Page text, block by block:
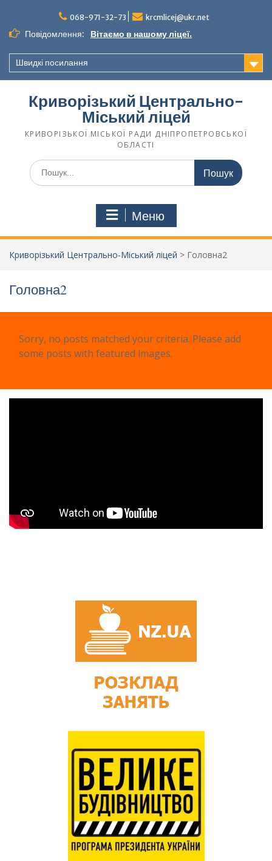
068-971-32-73 krcmlicej@ukr.net
Повідомлення: Вітаємо в нашому ліцеї.
Швидкі посилання
Криворізький Центрально-
Міський ліцей
КРИВОРІЗЬКОЇ МІСЬКОЇ РАДИ ДНІПРОПЕТРОВСЬКОЇ
ОБЛАСТІ
Меню
Криворізький Центрально-Міський ліцей > Головна2
Головна2
Sorry, no posts matched your criteria. Please add
some posts with featured images.